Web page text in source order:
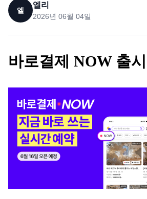
엘
엘리
2026년 06월 04일
바로결제 NOW 출